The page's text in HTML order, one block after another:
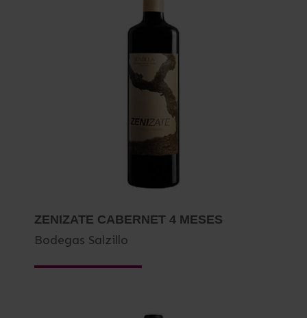
ZENIZATE CABERNET 4 MESES
Bodegas Salzillo